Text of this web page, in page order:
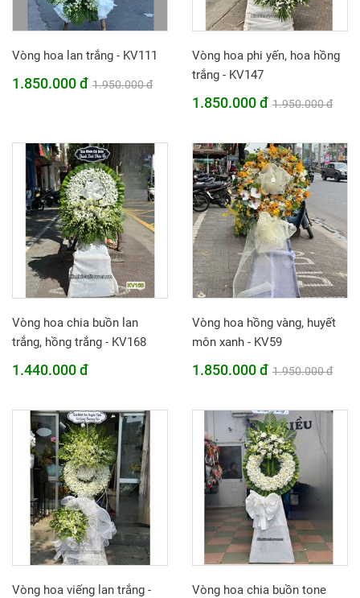
Vòng hoa lan trắng - KV111
1.850.000 đ 1.950.000 đ
Vòng hoa phi yến, hoa hồng
trắng - KV147
1.850.000 đ 1.950.000 đ
Vòng hoa chia buồn lan
trắng, hồng trắng - KV168
1.440.000 đ
Vòng hoa hồng vàng, huyết
môn xanh - KV59
1.850.000 đ 1.950.000 đ
Vòng hoa viếng lan trắng -
Vòng hoa chia buồn tone